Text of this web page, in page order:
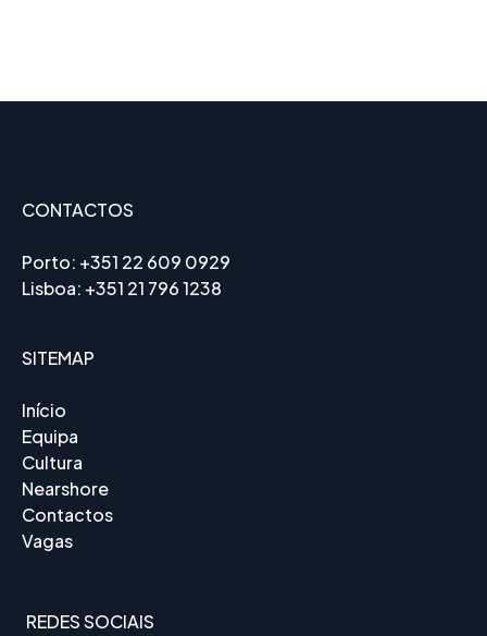
CONTACTOS
Porto: +351 22 609 0929
Lisboa: +351 21 796 1238
SITEMAP
Início
Equipa
Cultura
Nearshore
Contactos
Vagas
REDES SOCIAIS